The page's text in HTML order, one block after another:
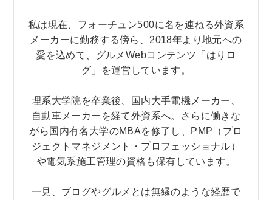
私は現在、フォーチュン500に名を連ねる外資系
メーカーに勤務する傍ら、2018年より地元への
愛を込めて、グルメWebコンテンツ「はりロ
グ」を運営しています。
理系大学院を卒業後、国内大手電機メーカー、
自動車メーカーを経て外資系へ。さらに働きな
がら国内有名大学のMBAを修了し、PMP（プロ
ジェクトマネジメント・プロフェッショナル）
や電気系施工管理の資格も保有しています。
一見、ブログやグルメとは無縁のような経歴で